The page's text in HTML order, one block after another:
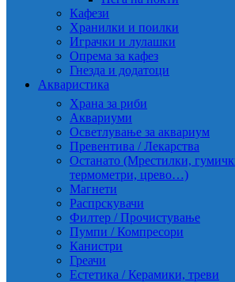
Кафези
Хранилки и поилки
Играчки и лулашки
Опрема за кафез
Гнезда и додатоци
Акваристика
Храна за риби
Аквариуми
Осветлување за аквариум
Превентива / Лекарства
Останато (Мрестилки,
термометри, црево…)
Магнети
Распрскувачи
Филтер / Прочистување
Пумпи / Компресори
Канистри
Греачи
Естетика / Керамики, треви